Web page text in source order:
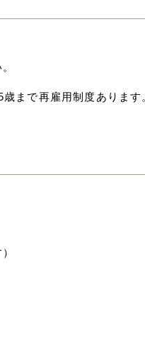
まで再雇用制度あります